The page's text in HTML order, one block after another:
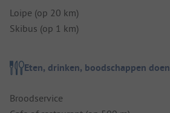
Loipe (op 20 km)
Skibus (op 1 km)
Eten, drinken, boodschappen doen
Broodservice